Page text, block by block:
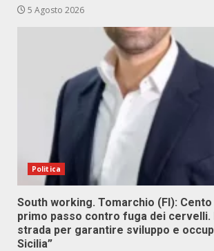
5 Agosto 2026
Politica
South working. Tomarchio (FI):
primo passo contro fuga dei
strada per garantire sviluppo e
Sicilia”